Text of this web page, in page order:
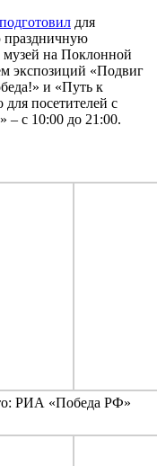
подготовил для
праздничную
музей на Поклонной
экспозиций «Подвиг
и «Путь к
для посетителей с
– с 10:00 до 21:00.
РИА «Победа РФ»